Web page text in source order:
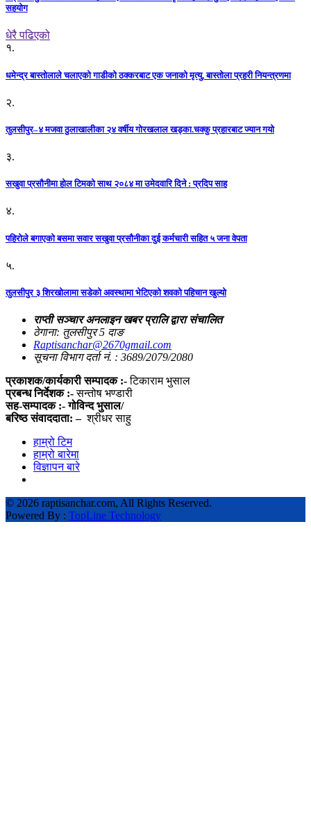
सहयोग
धेरै पढिएको
१.
धमेन्द्र बास्तोलाले चलाएको गाडीको ठक्करबाट एक जनाको मृत्यु, बास्तोला प्रहरी नियन्त्रणमा
२.
तुलसीपुर–४ मजवा ठुलाखालीका २४ वर्षीय गोरखलाल खड्का.चक्कु प्रहारबाट ज्यान गयो
३.
सखुवा प्रसौनीमा होल टिमको साथ २०८४ मा उमेदवारि दिने : प्रदिप साह
४.
पहिराेले बगाएकाे बसमा सवार सखुवा प्रसाैनीका दुई कर्मचारी सहित ५ जना वेपता
५.
तुलसीपुर ३ शिरखोलामा सडेको अवस्थामा भेटिएको शवको पहिचान खुल्यो
राप्ती सञ्चार अनलाइन खबर प्रालि द्वारा संचालित
ठेगाना: तुलसीपुर 5 दाङ
Raptisanchar@2670gmail.com
सूचना विभाग दर्ता नं. : 3689/2079/2080
प्रकाशक/कार्यकारी सम्पादक :-टिकाराम भुसाल
प्रबन्ध निर्देशक :-सन्तोष भण्डारी
सह-सम्पादक :- गोविन्द भुसाल/
बरिष्ठ संवाददाता: – श्रीधर साहु
हाम्रो टिम
हाम्रो बारेमा
विज्ञापन बारे
© 2026 raptisanchar.com, All Rights Reserved.
Powered By : TopLine Technology